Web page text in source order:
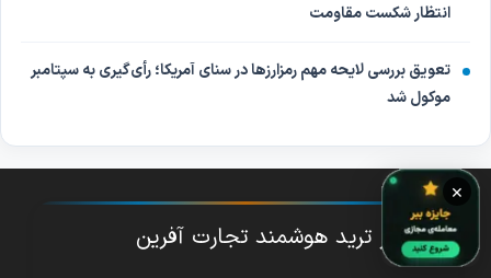
انتظار شکست مقاومت
تعویق بررسی لایحه مهم رمزارزها در سنای آمریکا؛ رأی‌گیری به سپتامبر
موکول شد
دستیار ترید هوشمند تجارت آفرین
×